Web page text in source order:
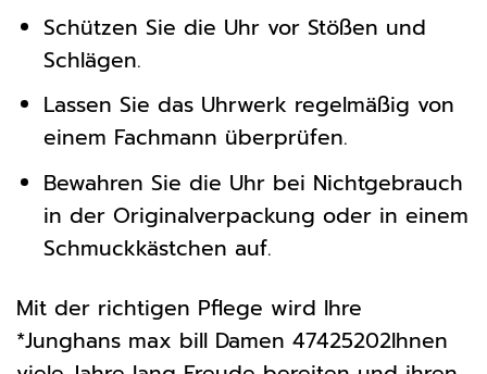
Schützen Sie die Uhr vor Stößen und
Schlägen.
Lassen Sie das Uhrwerk regelmäßig von
einem Fachmann überprüfen.
Bewahren Sie die Uhr bei Nichtgebrauch
in der Originalverpackung oder in einem
Schmuckkästchen auf.
Mit der richtigen Pflege wird Ihre
*Junghans max bill Damen 47425202Ihnen